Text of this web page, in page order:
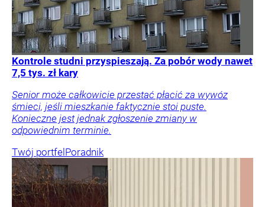
Kontrole studni przyspieszają. Za pobór wody nawet
7,5 tys. zł kary
Senior może całkowicie przestać płacić za wywóz
śmieci, jeśli mieszkanie faktycznie stoi puste.
Konieczne jest jednak zgłoszenie zmiany w
odpowiednim terminie.
Twój portfelPoradnik